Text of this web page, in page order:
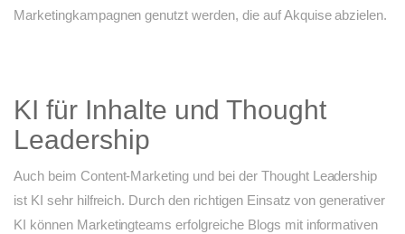
Marketingkampagnen genutzt werden, die auf Akquise abzielen.
KI für Inhalte und Thought
Leadership
Auch beim Content-Marketing und bei der Thought Leadership
ist KI sehr hilfreich. Durch den richtigen Einsatz von generativer
KI können Marketingteams erfolgreiche Blogs mit informativen